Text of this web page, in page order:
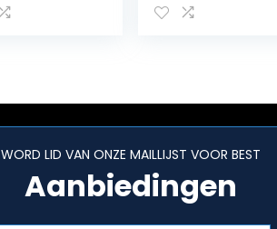
+
n, voor + achter
universeel en
origineel, versie
WORD LID VAN ONZE MAILLIJST VOOR BEST
Aanbiedingen